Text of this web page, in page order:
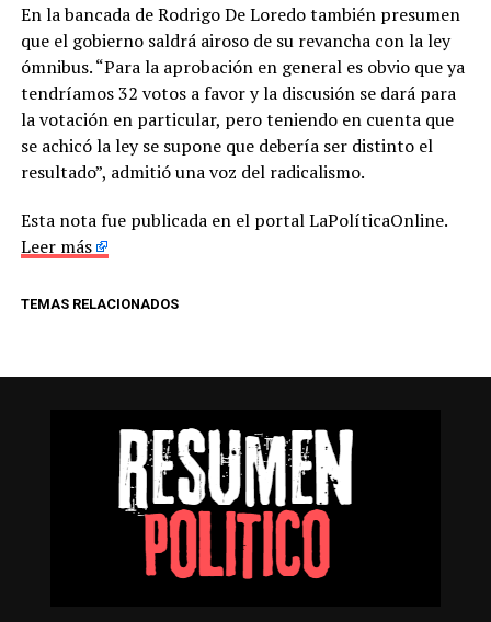
En la bancada de Rodrigo De Loredo también presumen
que el gobierno saldrá airoso de su revancha con la ley
ómnibus. “Para la aprobación en general es obvio que ya
tendríamos 32 votos a favor y la discusión se dará para
la votación en particular, pero teniendo en cuenta que
se achicó la ley se supone que debería ser distinto el
resultado”, admitió una voz del radicalismo.
Esta nota fue publicada en el portal LaPolíticaOnline.
Leer más
TEMAS RELACIONADOS